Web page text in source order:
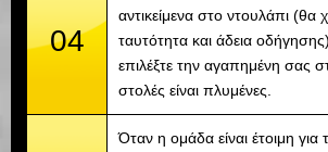
04
αντικείμενα στο ντουλάπι (θα
ταυτότητα και άδεια
επιλέξτε την αγαπημένη σας
στολές είναι πλυμένες.
Όταν η ομάδα είναι έτοιμη